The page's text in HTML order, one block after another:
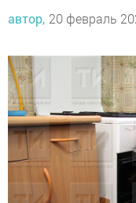
автор, 20 февраль